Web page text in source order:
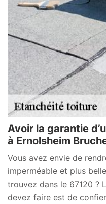
Avoir la garantie
à Ernolsheim
Vous avez envie de
imperméable et plus
trouvez dans le 67120 ?
devez faire est de